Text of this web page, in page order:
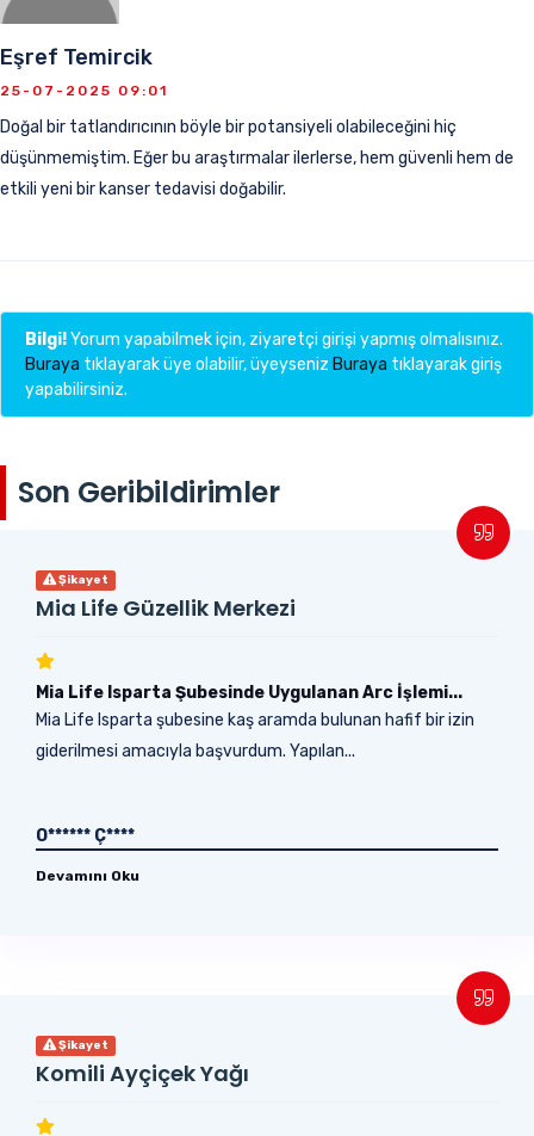
Eşref Temircik
25-07-2025 09:01
Doğal bir tatlandırıcının böyle bir potansiyeli olabileceğini hiç
düşünmemiştim. Eğer bu araştırmalar ilerlerse, hem güvenli hem de
etkili yeni bir kanser tedavisi doğabilir.
Bilgi!Yorum yapabilmek için, ziyaretçi girişi yapmış olmalısınız.
Buraya tıklayarak üye olabilir, üyeyseniz Buraya tıklayarak giriş
yapabilirsiniz.
Son Geribildirimler
Şikayet
Mia Life Güzellik Merkezi
Mia Life Isparta Şubesinde Uygulanan Arc İşlemi...
Mia Life Isparta şubesine kaş aramda bulunan hafif bir izin
giderilmesi amacıyla başvurdum. Yapılan...
O****** Ç****
Devamını Oku
Şikayet
Komili Ayçiçek Yağı